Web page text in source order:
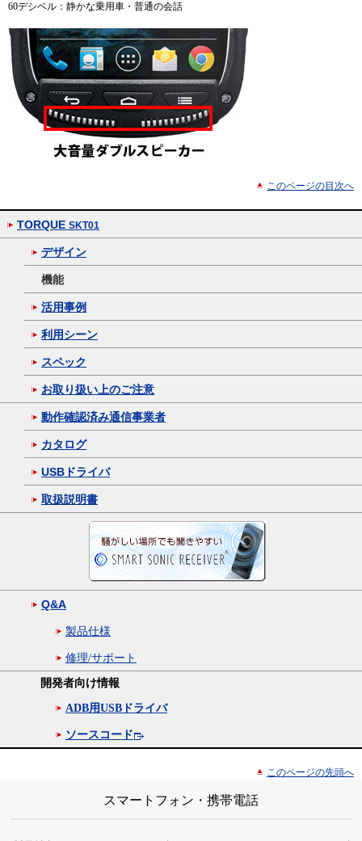
60デシベル：静かな乗用車・普通の会話
このページの目次へ
TORQUE SKT01
デザイン
機能
活用事例
利用シーン
スペック
お取り扱い上のご注意
動作確認済み通信事業者
カタログ
USBドライバ
取扱説明書
Q&A
製品仕様
修理/サポート
開発者向け情報
ADB用USBドライバ
ソースコード
このページの先頭へ
スマートフォン・携帯電話